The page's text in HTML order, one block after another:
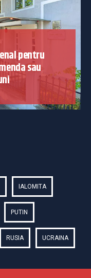
pentru
sau
IALOMITA
PUTIN
RUSIA UCRAINA